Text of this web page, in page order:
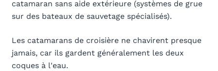
catamaran sans aide extérieure (systèmes de grue
sur des bateaux de sauvetage spécialisés).
Les catamarans de croisière ne chavirent presque
jamais, car ils gardent généralement les deux
coques à l'eau.